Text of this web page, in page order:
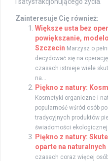
Zainteresuje Cię również:
Większe usta bez
powiększanie,
Szczecin Marzysz o
decydować się na
czasach istnieje wiele
na...
Piękno z natury:
Kosmetyki organiczne i
popularność wśród osób
tradycyjnych produktów
świadomości ekologicznej
Piękno z natury:
oparte na naturalnych
czasach coraz więcej